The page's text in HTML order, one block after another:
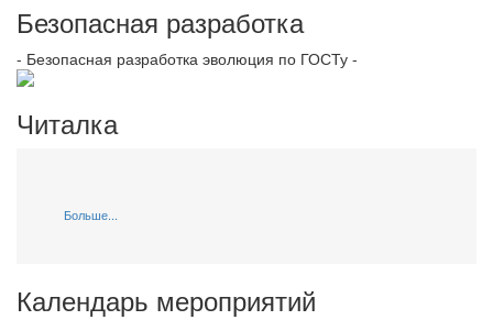
Безопасная разработка
- Безопасная разработка эволюция по ГОСТу -
Читалка
Больше...
Календарь мероприятий